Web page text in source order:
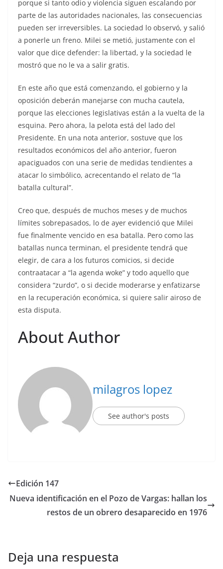
porque si tanto odio y violencia siguen escalando por
parte de las autoridades nacionales, las consecuencias
pueden ser irreversibles. La sociedad lo observó, y salió
a ponerle un freno. Milei se metió, justamente con el
valor que dice defender: la libertad, y la sociedad le
mostró que no le va a salir gratis.
En este año que está comenzando, el gobierno y la
oposición deberán manejarse con mucha cautela,
porque las elecciones legislativas están a la vuelta de la
esquina. Pero ahora, la pelota está del lado del
Presidente. En una nota anterior, sostuve que los
resultados económicos del año anterior, fueron
apaciguados con una serie de medidas tendientes a
atacar lo simbólico, acrecentando el relato de “la
batalla cultural”.
Creo que, después de muchos meses y de muchos
límites sobrepasados, lo de ayer evidenció que Milei
fue finalmente vencido en esa batalla. Pero como las
batallas nunca terminan, el presidente tendrá que
elegir, de cara a los futuros comicios, si decide
contraatacar a “la agenda woke” y todo aquello que
considera “zurdo”, o si decide moderarse y enfatizarse
en la recuperación económica, si quiere salir airoso de
esta disputa.
About Author
milagros lopez
See author's posts
Edición 147
Nueva identificación en el Pozo de Vargas: hallan los
restos de un obrero desaparecido en 1976
Deja una respuesta